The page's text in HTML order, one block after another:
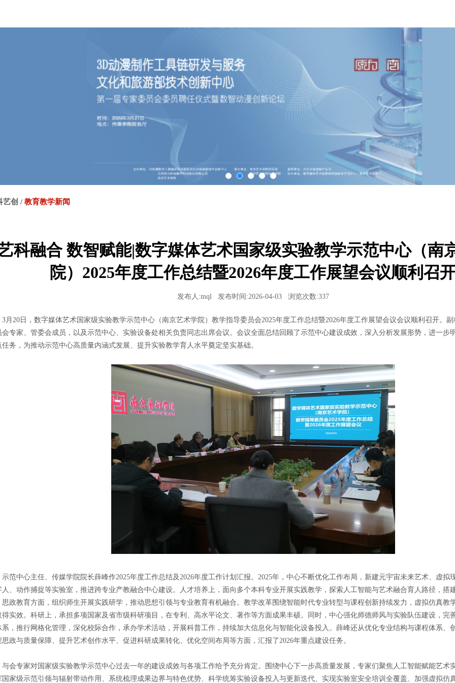
艺创 /教育教学新闻
科融合 数智赋能|数字媒体艺术国家级实验教学示范中心（南
院）2025年度工作总结暨2026年度工作展望会议顺利召
发布人:mql 发布时间:2026-04-03 浏览次数:337
3月20日，数字媒体艺术国家级实验教学示范中心（南京艺术学院）教学指导委员会2025年度工作总结暨2026年度工作展望会议会议顺利召开。
会专家、管委会成员，以及示范中心、实验设备处相关负责同志出席会议。会议全面总结回顾了示范中心建设成效，深入分析发展形势，进一步
任务，为推动示范中心高质量内涵式发展、提升实验教学育人水平奠定坚实基础。
示范中心主任、传媒学院院长薛峰作2025年度工作总结及2026年度工作计划汇报。2025年，中心不断优化工作布局，新建元宇宙未来艺术、虚拟
人、动作捕捉等实验室，推进跨专业产教融合中心建设。人才培养上，面向多个本科专业开展实践教学，探索人工智能与艺术融合育人路径，搭
思政教育方面，组织师生开展实践研学，推动思想引领与专业教育有机融合。教学改革围绕智能时代专业转型与课程创新持续发力，虚拟仿真教
得实效。科研上，承担多项国家及省市级科研项目，在专利、高水平论文、著作等方面成果丰硕。同时，中心强化师德师风与实验队伍建设，完
系，推行网格化管理，深化校际合作，承办学术活动，开展科普工作，持续加大信息化与智能化设备投入。薛峰还从优化专业结构与课程体系、
思政与质量保障、提升艺术创作水平、促进科研成果转化、优化空间布局等方面，汇报了2026年重点建设任务。
与会专家对国家级实验教学示范中心过去一年的建设成效与各项工作给予充分肯定。围绕中心下一步高质量发展，专家们聚焦人工智能赋能艺术
国家级示范引领与辐射带动作用、系统梳理成果边界与特色优势、科学统筹实验设备投入与更新迭代、实现实验室安全培训全覆盖、加强虚拟仿